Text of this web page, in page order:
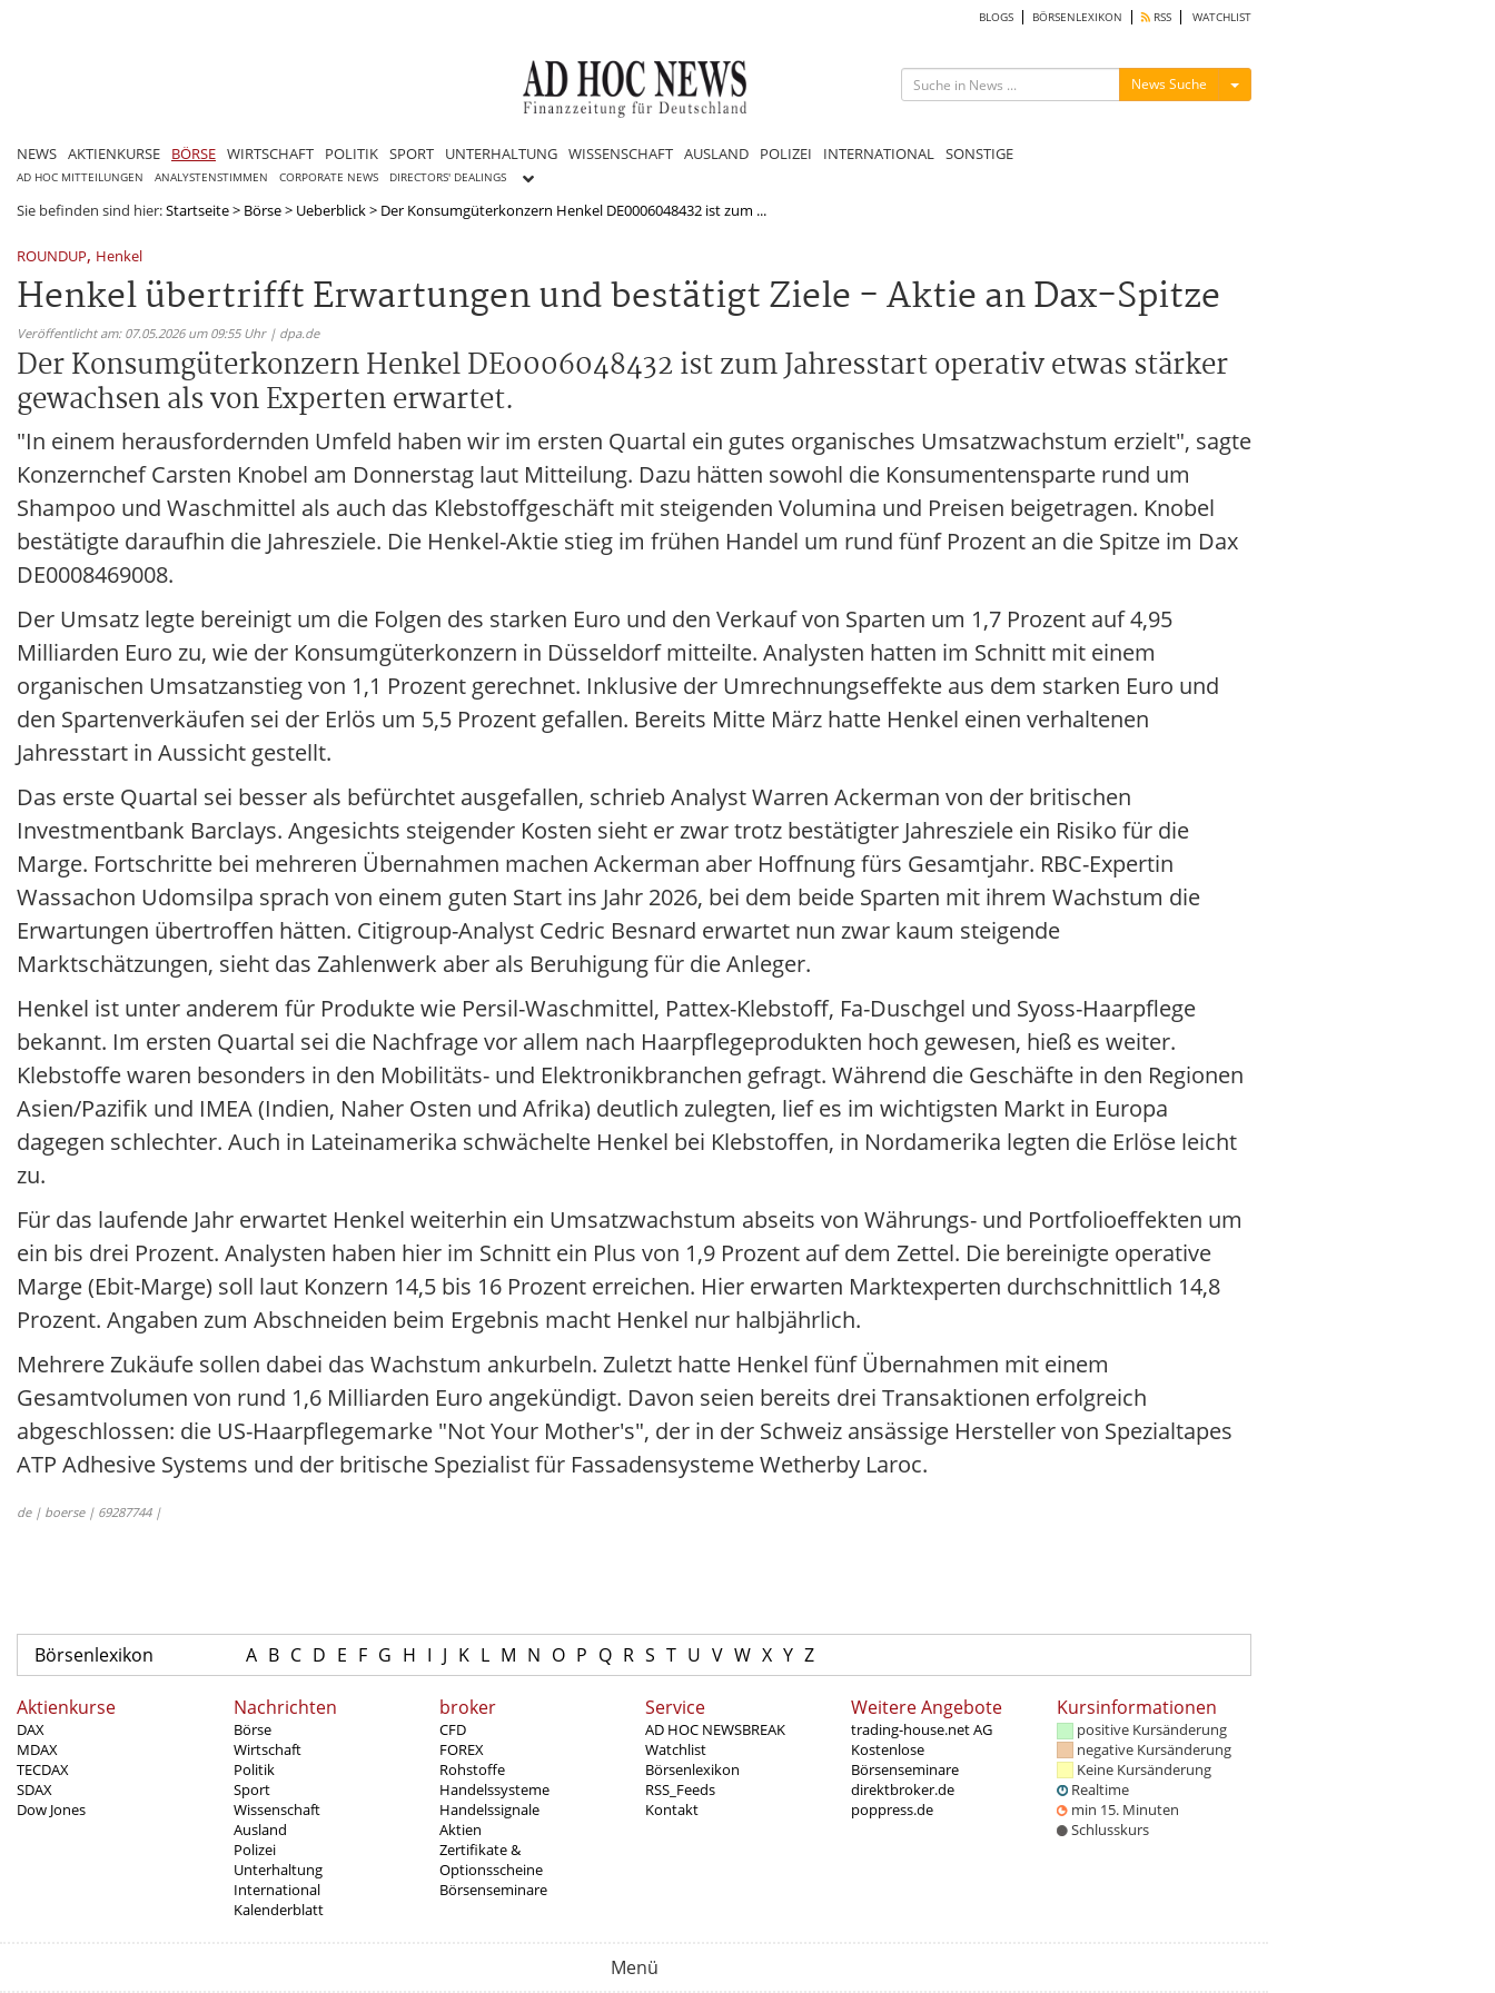
BLOGS BÖRSENLEXIKON RSS WATCHLIST
News Suche Menü ein-/ausblenden
NEWS AKTIENKURSE BÖRSE WIRTSCHAFT POLITIK SPORT UNTERHALTUNG WISSENSCHAFT AUSLAND POLIZEI INTERNATIONAL SONSTIGE
AD HOC MITTEILUNGEN ANALYSTENSTIMMEN CORPORATE NEWS DIRECTORS' DEALINGS
Sie befinden sind hier:Startseite> Börse> Ueberblick> Der Konsumgüterkonzern Henkel DE0006048432 ist zum ...
ROUNDUP, Henkel
Henkel übertrifft Erwartungen und bestätigt Ziele - Aktie an Dax-Spitze
Veröffentlicht am: 07.05.2026 um 09:55 Uhr | dpa.de
Der Konsumgüterkonzern Henkel DE0006048432 ist zum Jahresstart operativ etwas stärker
gewachsen als von Experten erwartet.
"In einem herausfordernden Umfeld haben wir im ersten Quartal ein gutes organisches Umsatzwachstum erzielt", sagte
Konzernchef Carsten Knobel am Donnerstag laut Mitteilung. Dazu hätten sowohl die Konsumentensparte rund um
Shampoo und Waschmittel als auch das Klebstoffgeschäft mit steigenden Volumina und Preisen beigetragen. Knobel
bestätigte daraufhin die Jahresziele. Die Henkel-Aktie stieg im frühen Handel um rund fünf Prozent an die Spitze im Dax
DE0008469008.
Der Umsatz legte bereinigt um die Folgen des starken Euro und den Verkauf von Sparten um 1,7 Prozent auf 4,95
Milliarden Euro zu, wie der Konsumgüterkonzern in Düsseldorf mitteilte. Analysten hatten im Schnitt mit einem
organischen Umsatzanstieg von 1,1 Prozent gerechnet. Inklusive der Umrechnungseffekte aus dem starken Euro und
den Spartenverkäufen sei der Erlös um 5,5 Prozent gefallen. Bereits Mitte März hatte Henkel einen verhaltenen
Jahresstart in Aussicht gestellt.
Das erste Quartal sei besser als befürchtet ausgefallen, schrieb Analyst Warren Ackerman von der britischen
Investmentbank Barclays. Angesichts steigender Kosten sieht er zwar trotz bestätigter Jahresziele ein Risiko für die
Marge. Fortschritte bei mehreren Übernahmen machen Ackerman aber Hoffnung fürs Gesamtjahr. RBC-Expertin
Wassachon Udomsilpa sprach von einem guten Start ins Jahr 2026, bei dem beide Sparten mit ihrem Wachstum die
Erwartungen übertroffen hätten. Citigroup-Analyst Cedric Besnard erwartet nun zwar kaum steigende
Marktschätzungen, sieht das Zahlenwerk aber als Beruhigung für die Anleger.
Henkel ist unter anderem für Produkte wie Persil-Waschmittel, Pattex-Klebstoff, Fa-Duschgel und Syoss-Haarpflege
bekannt. Im ersten Quartal sei die Nachfrage vor allem nach Haarpflegeprodukten hoch gewesen, hieß es weiter.
Klebstoffe waren besonders in den Mobilitäts- und Elektronikbranchen gefragt. Während die Geschäfte in den Regionen
Asien/Pazifik und IMEA (Indien, Naher Osten und Afrika) deutlich zulegten, lief es im wichtigsten Markt in Europa
dagegen schlechter. Auch in Lateinamerika schwächelte Henkel bei Klebstoffen, in Nordamerika legten die Erlöse leicht
zu.
Für das laufende Jahr erwartet Henkel weiterhin ein Umsatzwachstum abseits von Währungs- und Portfolioeffekten um
ein bis drei Prozent. Analysten haben hier im Schnitt ein Plus von 1,9 Prozent auf dem Zettel. Die bereinigte operative
Marge (Ebit-Marge) soll laut Konzern 14,5 bis 16 Prozent erreichen. Hier erwarten Marktexperten durchschnittlich 14,8
Prozent. Angaben zum Abschneiden beim Ergebnis macht Henkel nur halbjährlich.
Mehrere Zukäufe sollen dabei das Wachstum ankurbeln. Zuletzt hatte Henkel fünf Übernahmen mit einem
Gesamtvolumen von rund 1,6 Milliarden Euro angekündigt. Davon seien bereits drei Transaktionen erfolgreich
abgeschlossen: die US-Haarpflegemarke "Not Your Mother's", der in der Schweiz ansässige Hersteller von Spezialtapes
ATP Adhesive Systems und der britische Spezialist für Fassadensysteme Wetherby Laroc.
de | boerse | 69287744 |
Börsenlexikon A B C D E F G H I J K L M N O P Q R S T U V W X Y Z
Aktienkurse
DAX
MDAX
TECDAX
SDAX
Dow Jones
Nachrichten
Börse
Wirtschaft
Politik
Sport
Wissenschaft
Ausland
Polizei
Unterhaltung
International
Kalenderblatt
broker
CFD
FOREX
Rohstoffe
Handelssysteme
Handelssignale
Aktien
Zertifikate &
Optionsscheine
Börsenseminare
Service
AD HOC NEWSBREAK
Watchlist
Börsenlexikon
RSS_Feeds
Kontakt
Weitere Angebote
trading-house.net AG
Kostenlose
Börsenseminare
direktbroker.de
poppress.de
Kursinformationen
positive Kursänderung
negative Kursänderung
Keine Kursänderung
Realtime
min 15. Minuten
Schlusskurs
Menü